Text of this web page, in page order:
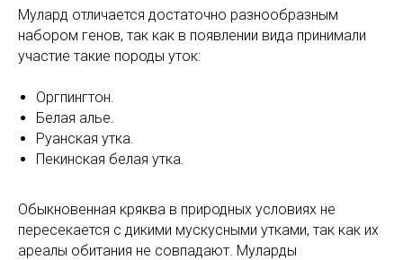
Мулард отличается достаточно разнообразным
набором генов, так как в появлении вида принимали
участие такие породы уток:
Оргпингтон.
Белая алье.
Руанская утка.
Пекинская белая утка.
Обыкновенная кряква в природных условиях не
пересекается с дикими мускусными утками, так как их
ареалы обитания не совпадают. Муларды